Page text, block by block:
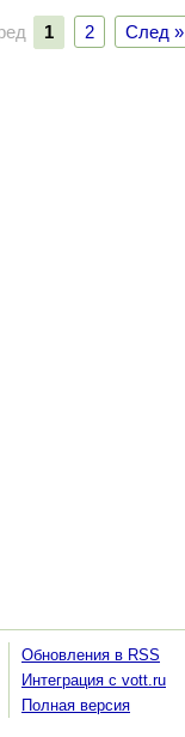
1 2 След »
Обновления в RSS
Интеграция с vott.ru
Полная версия